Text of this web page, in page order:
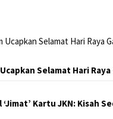
Selamat Hari
‘Jimat’ Kartu JKN: Kisah